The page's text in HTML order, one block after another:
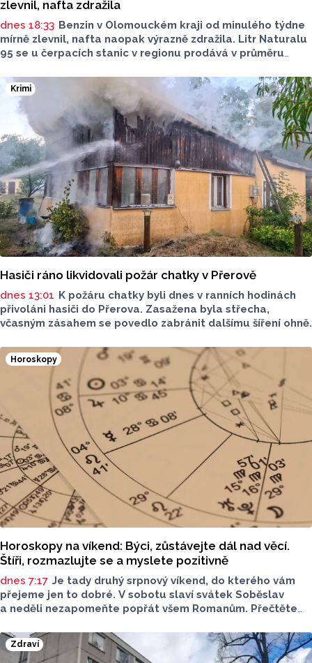
zlevnil, nafta zdražila
dnes 18:33 Benzin v Olomouckém kraji od minulého týdne
mírně zlevnil, nafta naopak výrazně zdražila. Litr Naturalu
95 se u čerpacích stanic v regionu prodává v průměru
O 84 haléřů zdražila nafta, za litr teď řidiči dají průměrně
44,84 koruny. Podle údajů společnosti CCS, která ceny
sleduje, je benzin v současnosti o 7,73 koruny dražší než
před rokem, za naftu tehdy motoristé platili o 11,31
koruny méně.
Krimi
Hasiči ráno likvidovali požár chatky v Přerově
dnes 13:01 K požáru chatky byli dnes v ranních hodinách
přivoláni hasiči do Přerova. Zasažena byla střecha,
včasným zásahem se povedlo zabránit dalšímu šíření ohně.
Horoskopy
Horoskopy na víkend: Býci, zůstávejte dál nad věcí.
Štíři, rozmazlujte se a myslete pozitivně
dnes 7:17 Je tady druhý srpnový víkend, do kterého vám
přejeme jen to dobré. V sobotu slaví svátek Soběslav
a neděli nezapomeňte popřát všem Romanům. Přečtěte
Zdraví